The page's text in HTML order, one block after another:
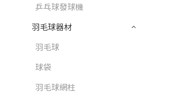
乒乓球發球機
羽毛球器材
羽毛球
球袋
羽毛球網柱